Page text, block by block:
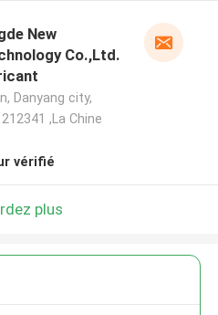
New
Co.,Ltd.
Danyang city,
,La Chine
vérifié
plus